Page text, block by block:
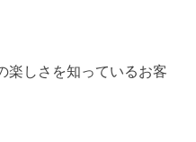
楽しさを知っているお客